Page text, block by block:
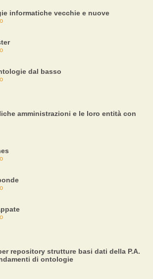
informatiche vecchie e nuove
dal basso
amministrazioni e le loro entità con
repository strutture basi dati della P.A.
di ontologie